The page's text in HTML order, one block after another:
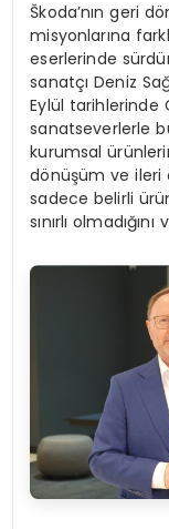
Škoda’nın geri
misyonlarına
eserlerinde
sanatçı Deniz
Eylül tarihlerinde
sanatseverlerle
kurumsal
dönüşüm ve ileri
sadece belirli
sınırlı